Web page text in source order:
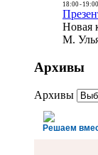
18:00- 19:00
Новая
М.
Архивы
Архивы
Решаем